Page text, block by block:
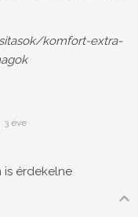
komfort-extra-
3 éve
is érdekelne